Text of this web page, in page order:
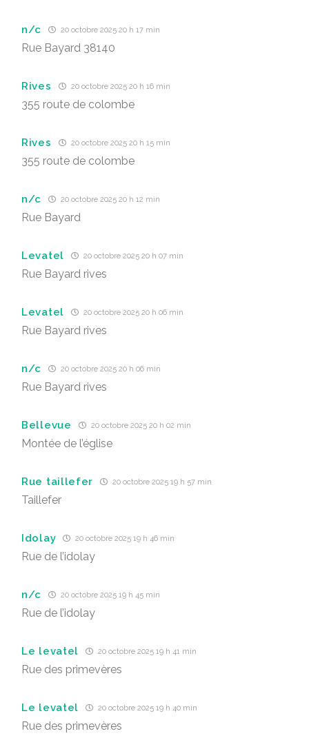
n/c 20 octobre 2025 20 h 17 min
Rue Bayard 38140
Rives 20 octobre 2025 20 h 16 min
355 route de colombe
Rives 20 octobre 2025 20 h 15 min
355 route de colombe
n/c 20 octobre 2025 20 h 12 min
Rue Bayard
Levatel 20 octobre 2025 20 h 07 min
Rue Bayard rives
Levatel 20 octobre 2025 20 h 06 min
Rue Bayard rives
n/c 20 octobre 2025 20 h 06 min
Rue Bayard rives
Bellevue 20 octobre 2025 20 h 02 min
Montée de l’église
Rue taillefer 20 octobre 2025 19 h 57 min
Taillefer
Idolay 20 octobre 2025 19 h 46 min
Rue de l’idolay
n/c 20 octobre 2025 19 h 45 min
Rue de l’idolay
Le levatel 20 octobre 2025 19 h 41 min
Rue des primevères
Le levatel 20 octobre 2025 19 h 40 min
Rue des primevères